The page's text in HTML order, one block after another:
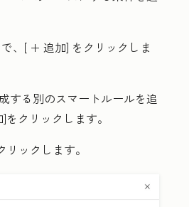
、[ + 追加] をクリックしま
する別のスマートルールを追
]をクリックします。
リックします。